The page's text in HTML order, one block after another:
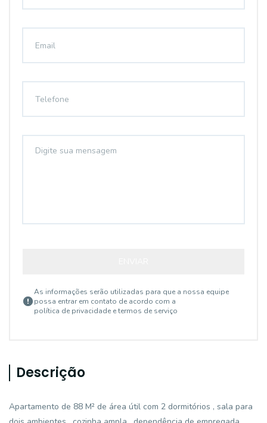
As informações serão utilizadas para que a nossa equipe
possa entrar em contato de acordo com a
política de privacidade e termos de serviço
Descrição
Apartamento de 88 M² de área útil com 2 dormitórios , sala para